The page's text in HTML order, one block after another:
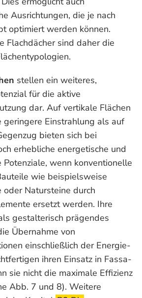
Ausrichtungen, die je nach
optimiert werden können.
Flachdächer sind daher die
stellen ein weiteres,
für die aktive
dar. Auf vertikale Flächen
Einstrahlung als auf
bieten sich bei
erhebliche energetische und
wenn konventionelle
wie beispielsweise
Natursteine durch
ersetzt werden. Ihre
gestalterisch prägendes
Übernahme von
einschließlich der Energie­
ihren Einsatz in Fassa­
sie nicht die maximale Effizi­enz
Abb. 7 und 8). Weitere